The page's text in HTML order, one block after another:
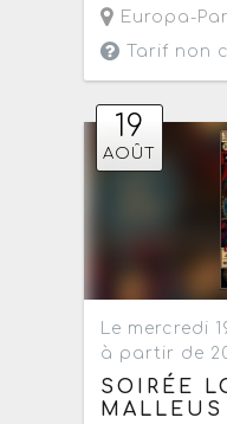
Europa-
Tarif non
19
AOÛT
Le mercredi
à partir de
SOIRÉE
MALLEUS